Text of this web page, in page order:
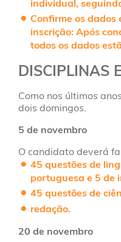
individual,
Confirme os dados
inscrição: Após
todos os dados
DISCIPLINAS
Como nos últimos
dois domingos.
5 de novembro
O candidato deverá
45 questões de
portuguesa e 5 de
45 questões de
redação.
20 de novembro